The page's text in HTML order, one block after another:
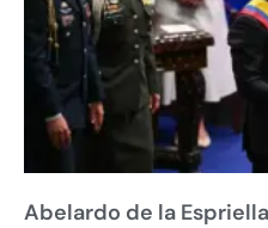
Abelardo de la